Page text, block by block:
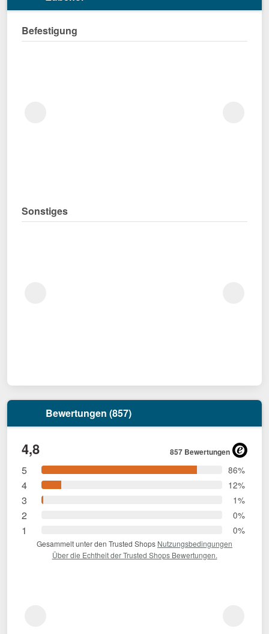
Befestigung
Sonstiges
Bewertungen (857)
4,8 857 Bewertungen
5 86%
4 12%
3 1%
2 0%
1 0%
Gesammelt unter den Trusted Shops Nutzungsbedingungen
Über die Echtheit der Trusted Shops Bewertungen.